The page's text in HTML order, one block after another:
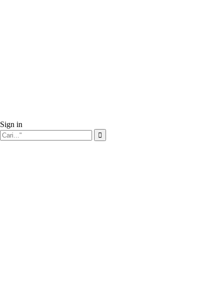
Sign in